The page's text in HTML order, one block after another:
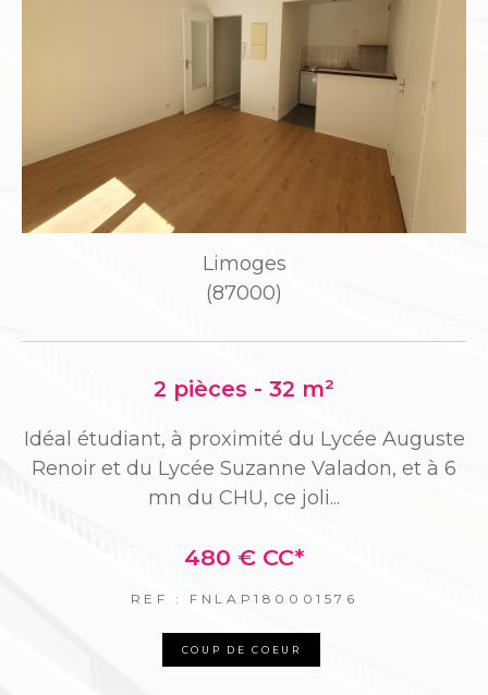
Limoges
(87000)
2 pièces - 32 m²
Idéal étudiant, à proximité du Lycée Auguste
Renoir et du Lycée Suzanne Valadon, et à 6
mn du CHU, ce joli...
480 € CC*
REF : FNLAP180001576
COUP DE COEUR